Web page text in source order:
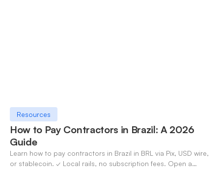
Resources
How to Pay Contractors in Brazil: A 2026
Guide
Learn how to pay contractors in Brazil in BRL via Pix, USD wire,
or stablecoin. ✓ Local rails, no subscription fees. Open a